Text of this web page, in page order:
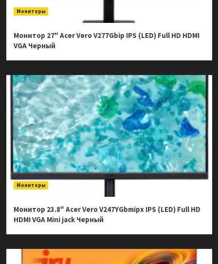
Мониторы
Монитор 27″ Acer Vero V277Gbip IPS (LED) Full HD HDMI
VGA Черный
Мониторы
Монитор 23.8″ Acer Vero V247YGbmipx IPS (LED) Full HD
HDMI VGA Mini jack Черный